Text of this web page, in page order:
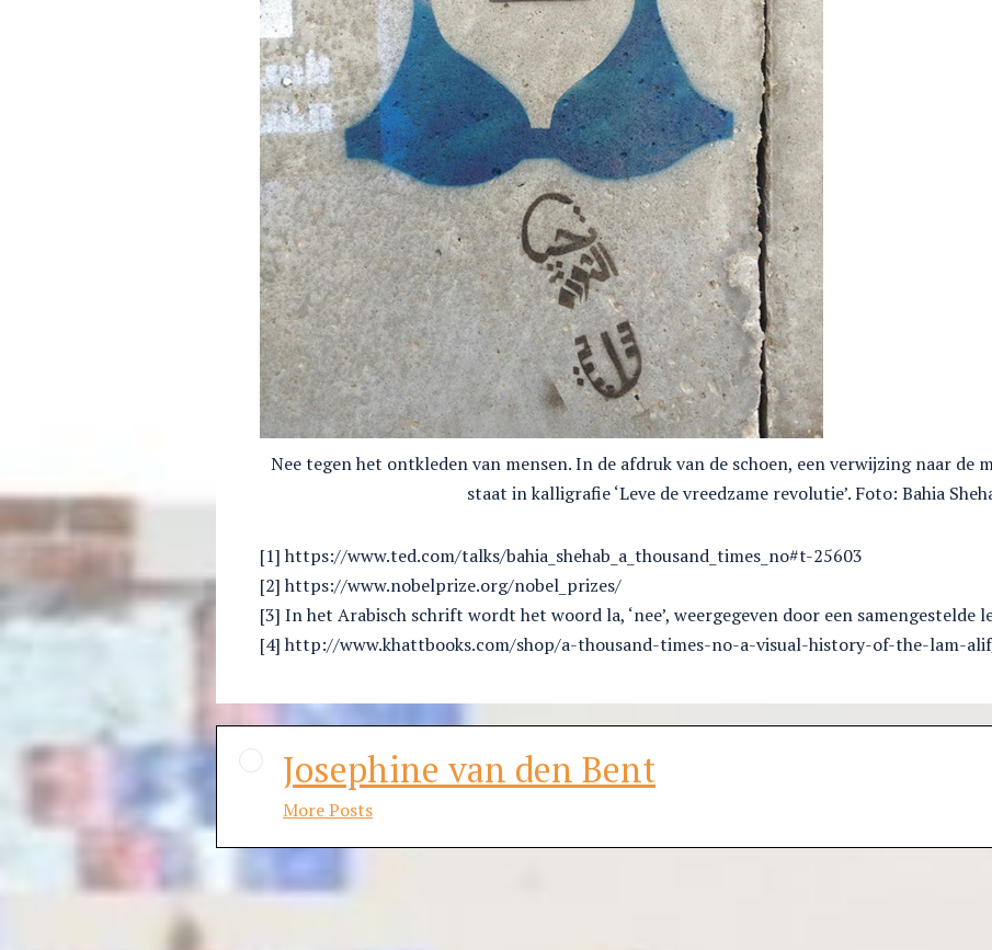
Nee tegen het ontkleden van mensen. In de afdruk van de schoen, een verwijzing naar de
staat in kalligrafie ‘Leve de vreedzame revolutie’. Foto: Bahia
[1] https://www.ted.com/talks/bahia_shehab_a_thousand_times_no#t-25603
[2] https://www.nobelprize.org/nobel_prizes/
[3] In het Arabisch schrift wordt het woord la, ‘nee’, weergegeven door een samengestelde
[4] http://www.khattbooks.com/shop/a-thousand-times-no-a-visual-history-of-the-lam-
Josephine van den Bent
More Posts